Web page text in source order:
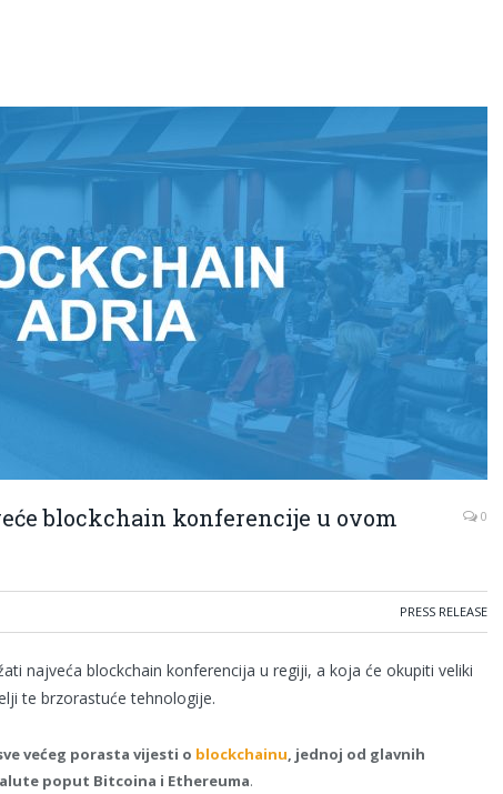
blockchain konferencije u ovom
0
PRESS RELEASE
najveća blockchain konferencija u regiji, a koja će okupiti veliki
te brzorastuće tehnologije.
većeg porasta vijesti o blockchainu, jednoj od glavnih
poput Bitcoina i Ethereuma.